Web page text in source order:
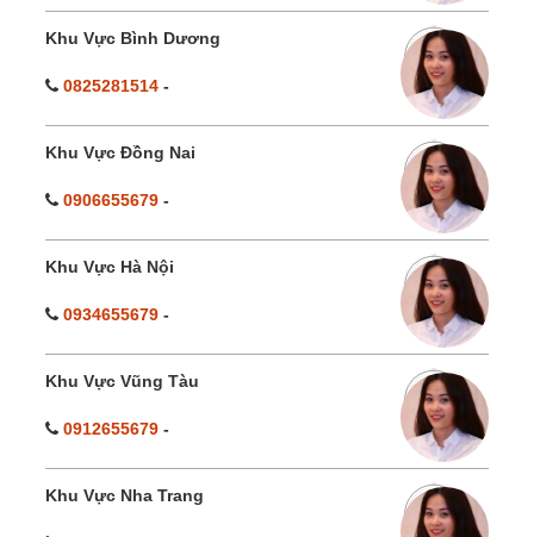
Khu Vực Bình Dương
0825281514 -
Khu Vực Đồng Nai
0906655679 -
Khu Vực Hà Nội
0934655679 -
Khu Vực Vũng Tàu
0912655679 -
Khu Vực Nha Trang